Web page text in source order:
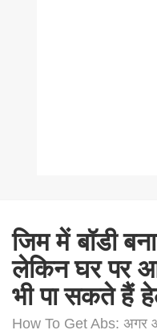
जिम में बॉडी
लेकिन घर पर
भी पा सकते हैं
How To Get Abs: अगर